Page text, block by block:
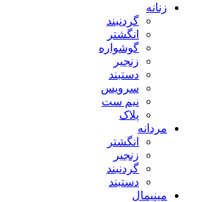
زنانه
گردنبند
انگشتر
گوشواره
زنجیر
دستبند
سرویس
نیم ست
پلاک
مردانه
انگشتر
زنجیر
گردنبند
دستبند
مینیمال